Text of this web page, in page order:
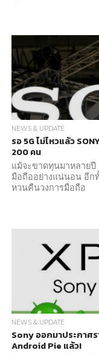
NEWS & UPDATE
รอ 5G ไม่ไหวแล้ว
200 คน
แม้จะขาดทุนมาหลายปี
มือถืออย่างแน่นอน อีกทั้
หวนคืนวงการมือถือ
NEWS & UPDATE
Sony ออกมาประกาศ
Android Pie แล้ว!